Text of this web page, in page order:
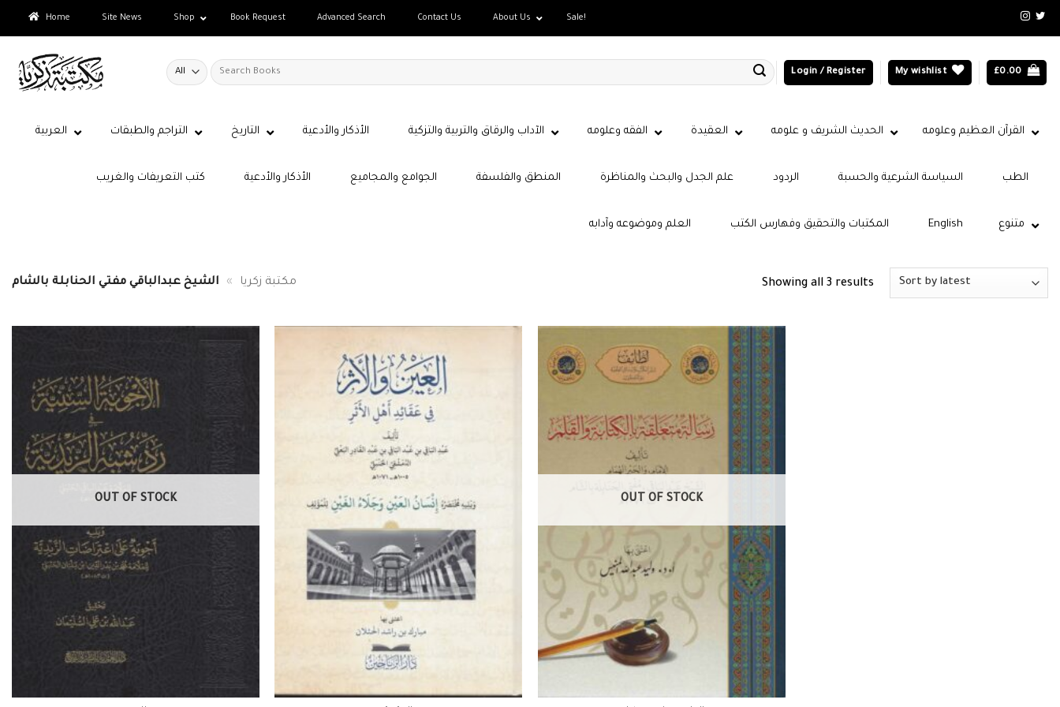
Home Site News Shop Book Request Advanced Search Contact Us About Us Sale!
Search
for:
Login / Register My wishlist £0.00
القرآن العظيم وعلومه الحديث الشريف و علومه العقيدة الفقه وعلومه الآداب والرقاق والتربية والتزكية الأذكار والأدعية التاريخ التراجم والطبقات العربية
كتب التعريفات والغريب الأذكار والأدعية الجوامع والمجاميع المنطق والفلسفة علم الجدل والبحث والمناظرة الردود السياسة الشرعية والحسبة الطب
العلم وموضوعه وآدابه المكتبات والتحقيق وفهارس الكتب متنوع English
مكتبة زكريا » الشيخ عبدالباقي مفتي الحنابلة بالشام Showing all 3 resultsSorted
OUT OF STOCK OUT OF STOCK